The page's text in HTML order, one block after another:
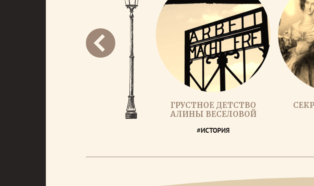
ГРУСТНОЕ ДЕТСТВО
АЛИНЫ ВЕСЕЛОВОЙ
#ИСТОРИЯ